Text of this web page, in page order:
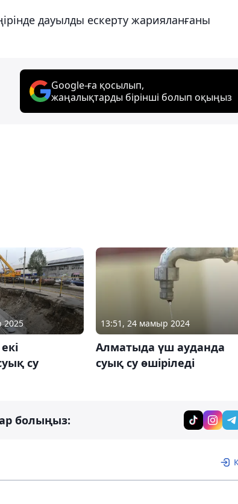
дауылды ескерту жарияланғаны
Google-ға қосылып,
жаңалықтарды бірінші болып оқыңыз
2025
су
13:51, 24 мамыр 2024
Алматыда үш ауданда
суық су өшіріледі
болыңыз: